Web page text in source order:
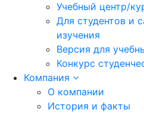
Учебный центр/
Для студентов и
изучения
Версия для
Конкурс
Компания
О компании
История и факты